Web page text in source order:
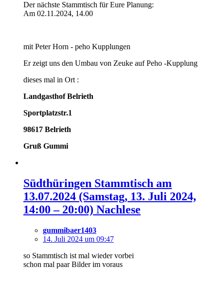
Der nächste Stammtisch für Eure Planung:
Am 02.11.2024, 14.00
mit Peter Horn - peho Kupplungen
Er zeigt uns den Umbau von Zeuke auf Peho -Kupplung
dieses mal in Ort :
Landgasthof Belrieth
Sportplatzstr.1
98617 Belrieth
Gruß Gummi
Südthüringen Stammtisch am
13.07.2024 (Samstag, 13. Juli 2024,
14:00 – 20:00) Nachlese
gummibaer1403
14. Juli 2024 um 09:47
so Stammtisch ist mal wieder vorbei
schon mal paar Bilder im voraus